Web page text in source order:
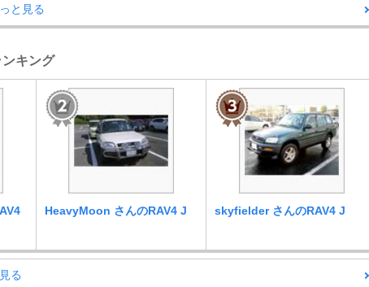
と見る
ンキング
HeavyMoon さんのRAV4 J skyfielder さんのRAV4 J
る